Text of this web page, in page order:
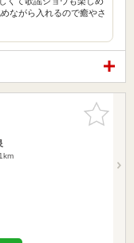
ながら入れるので癒やさ
お気に入
りに追加